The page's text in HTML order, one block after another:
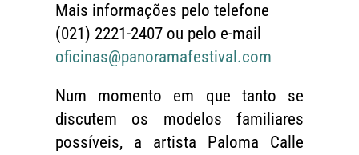
Mais informações pelo telefone
(021) 2221-2407 ou pelo e-mail
oficinas@panoramafestival.com
Num momento em que tanto se
discutem os modelos familiares
possíveis, a artista Paloma Calle